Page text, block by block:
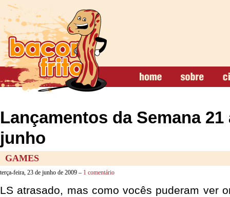
Lançamentos da Semana 21
junho
GAMES
terça-feira, 23 de junho de 2009 – 1 comentário
LS atrasado, mas como vocês puderam ver